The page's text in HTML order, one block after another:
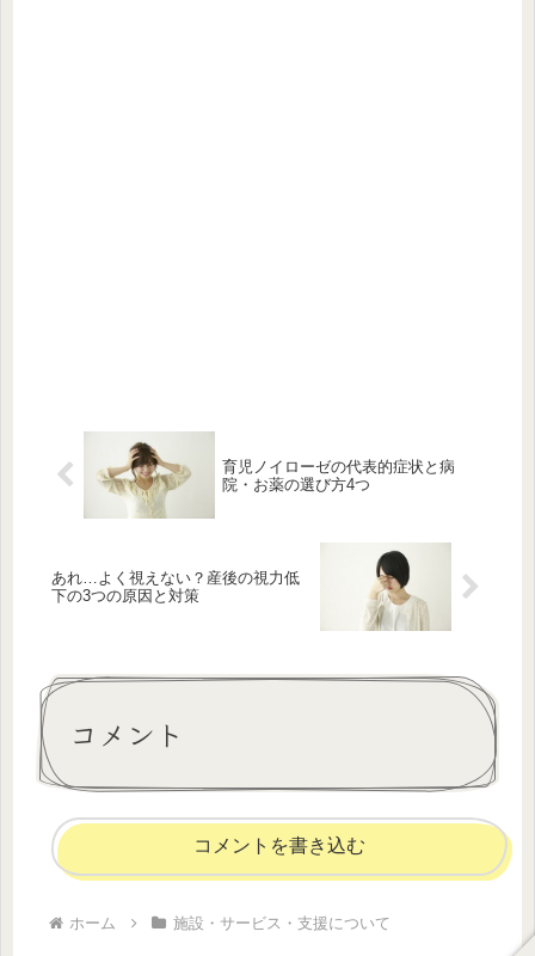
育児ノイローゼの代表的症状と病
院・お薬の選び方4つ
あれ…よく視えない？産後の視力低
下の3つの原因と対策
コメント
コメントを書き込む
ホーム 施設・サービス・支援について